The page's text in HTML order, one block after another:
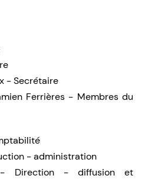
- Secrétaire
Ferrières - Membres du
- administration
- Direction - diffusion et